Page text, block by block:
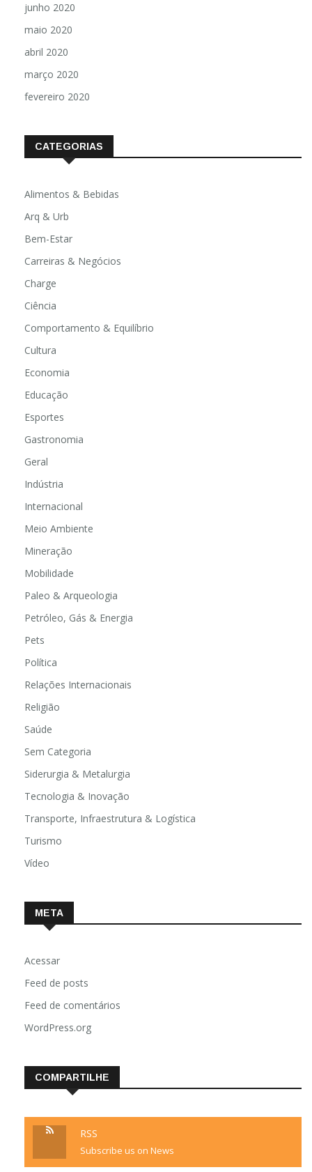
junho 2020
maio 2020
abril 2020
março 2020
fevereiro 2020
CATEGORIAS
Alimentos & Bebidas
Arq & Urb
Bem-Estar
Carreiras & Negócios
Charge
Ciência
Comportamento & Equilíbrio
Cultura
Economia
Educação
Esportes
Gastronomia
Geral
Indústria
Internacional
Meio Ambiente
Mineração
Mobilidade
Paleo & Arqueologia
Petróleo, Gás & Energia
Pets
Política
Relações Internacionais
Religião
Saúde
Sem Categoria
Siderurgia & Metalurgia
Tecnologia & Inovação
Transporte, Infraestrutura & Logística
Turismo
Vídeo
META
Acessar
Feed de posts
Feed de comentários
WordPress.org
COMPARTILHE
RSS
Subscribe us on News